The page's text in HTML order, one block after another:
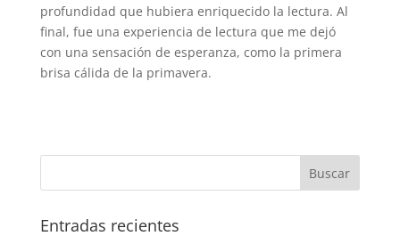
profundidad que hubiera enriquecido la lectura. Al
final, fue una experiencia de lectura que me dejó
con una sensación de esperanza, como la primera
brisa cálida de la primavera.
Entradas recientes